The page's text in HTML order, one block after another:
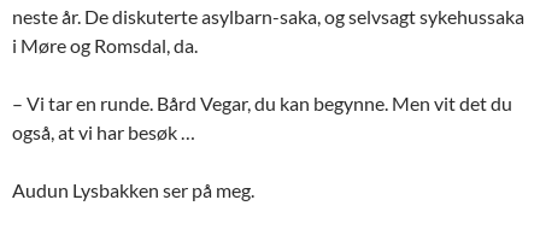
neste år. De diskuterte asylbarn-saka, og selvsagt sykehussaka
i Møre og Romsdal, da.
– Vi tar en runde. Bård Vegar, du kan begynne. Men vit det du
også, at vi har besøk …
Audun Lysbakken ser på meg.